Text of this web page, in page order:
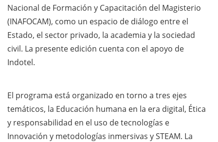
Nacional de Formación y Capacitación del Magisterio
(INAFOCAM), como un espacio de diálogo entre el
Estado, el sector privado, la academia y la sociedad
civil. La presente edición cuenta con el apoyo de
Indotel.
El programa está organizado en torno a tres ejes
temáticos, la Educación humana en la era digital, Ética
y responsabilidad en el uso de tecnologías e
Innovación y metodologías inmersivas y STEAM. La